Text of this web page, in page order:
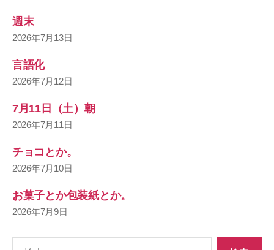
週末
2026年7月13日
言語化
2026年7月12日
7月11日（土）朝
2026年7月11日
チョコとか。
2026年7月10日
お菓子とか包装紙とか。
2026年7月9日